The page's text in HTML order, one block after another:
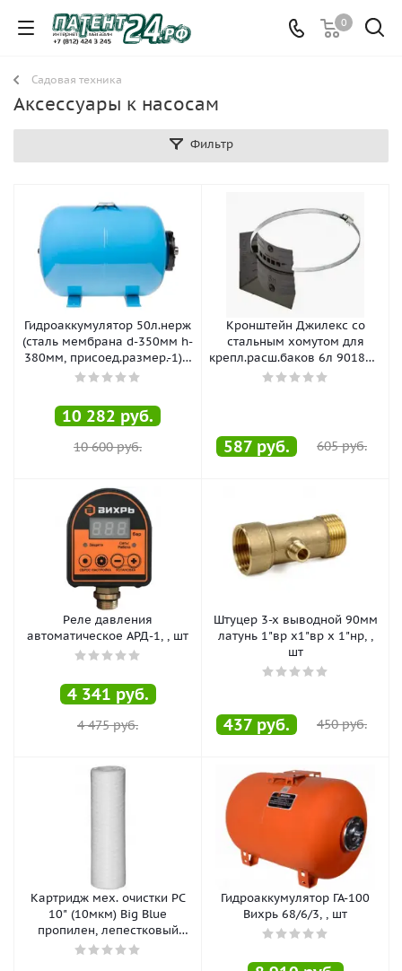
0
Садовая техника
Аксессуары к насосам
Фильтр
Гидроаккумулятор 50л.нерж
(сталь мембрана d-350мм h-
380мм, присоед.размер.-1), ,
шт
10 282 руб.
10 600руб.
Кронштейн Джилекс со
стальным хомутом для
крепл.расш.баков 6л 9018d, ,
шт
587 руб. 605руб.
Реле давления
автоматическое АРД-1, , шт
4 341 руб.
4 475руб.
Штуцер 3-х выводной 90мм
латунь 1"вр х1"вр х 1"нр, ,
шт
437 руб. 450руб.
Картридж мех. очистки PC
10" (10мкм) Big Blue
пропилен, лепестковый
1/20, , шт
Гидроаккумулятор ГА-100
Вихрь 68/6/3, , шт